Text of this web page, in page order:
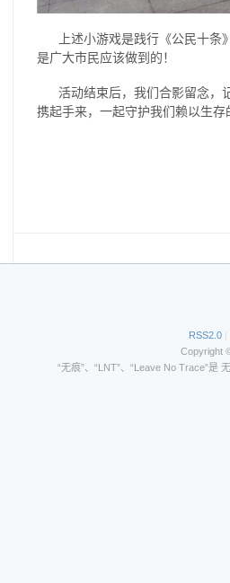
上述小游戏是践行 《公民十条
是广大市民应该做到的！
活动结束后，我们合影留念，
携起手来，一起守护我们赖以生存
RSS2.0 |
Copyright
“无痕”、“LNT”、“Leave No Trace”是